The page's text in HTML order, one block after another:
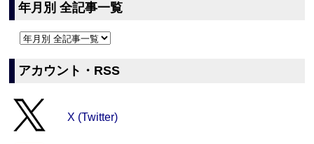
年月別 全記事一覧
アカウント・RSS
X (Twitter)